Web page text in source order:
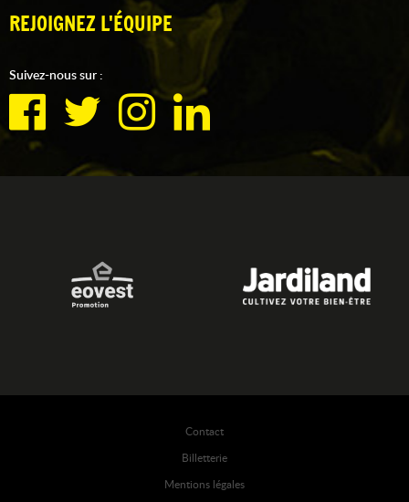
REJOIGNEZ L'ÉQUIPE
Suivez-nous sur :
Contact
Billetterie
Mentions légales